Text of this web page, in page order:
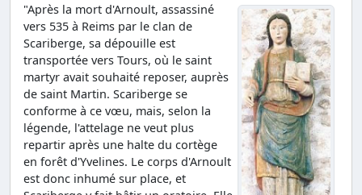
"Après la mort d'Arnoult, assassiné
vers 535 à Reims par le clan de
Scariberge, sa dépouille est
transportée vers Tours, où le saint
martyr avait souhaité reposer, auprès
de saint Martin. Scariberge se
conforme à ce vœu, mais, selon la
légende, l'attelage ne veut plus
repartir après une halte du cortège
en forêt d'Yvelines. Le corps d'Arnoult
est donc inhumé sur place, et